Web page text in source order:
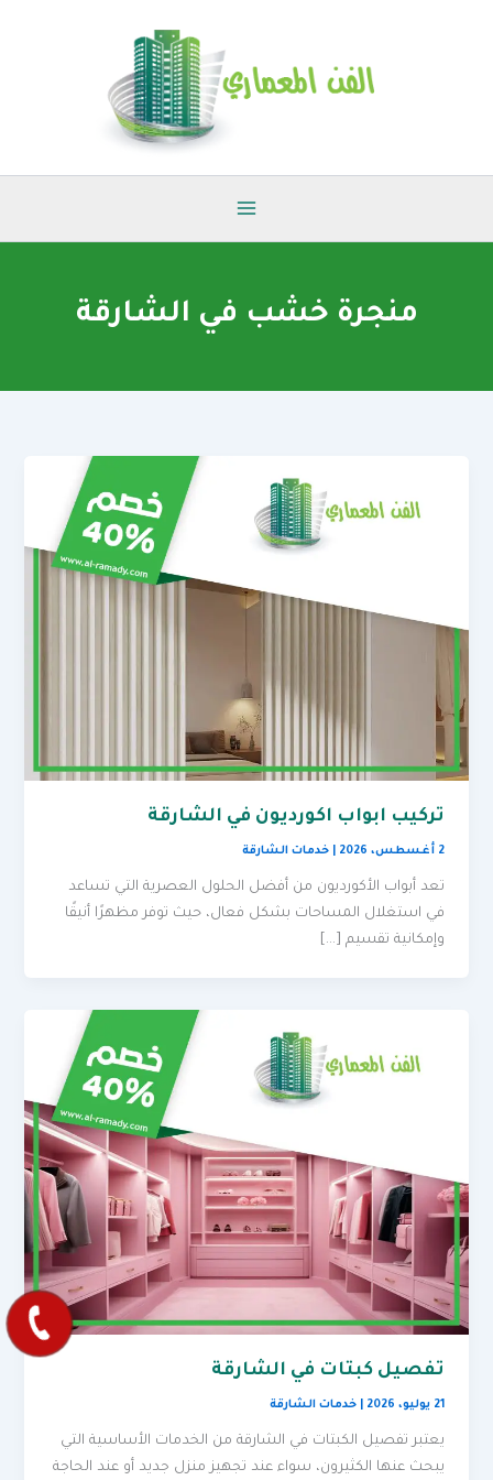
منجرة خشب في الشارقة
تركيب ابواب اكورديون في الشارقة
2 أغسطس، 2026 |خدمات الشارقة
تعد أبواب الأكورديون من أفضل الحلول العصرية التي تساعد
في استغلال المساحات بشكل فعال، حيث توفر مظهرًا أنيقًا
وإمكانية تقسيم […]
تفصيل كبتات في الشارقة
21 يوليو، 2026 |خدمات الشارقة
يعتبر تفصيل الكبتات في الشارقة من الخدمات الأساسية التي
يبحث عنها الكثيرون، سواء عند تجهيز منزل جديد أو عند الحاجة